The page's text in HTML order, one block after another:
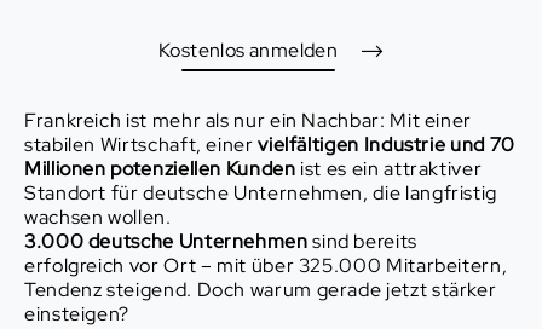
Kostenlos anmelden
Frankreich ist mehr als nur ein Nachbar: Mit einer
stabilen Wirtschaft, einervielfältigen Industrie und 70
Millionen potenziellen Kundenist es ein attraktiver
Standort für deutsche Unternehmen, die langfristig
wachsen wollen.
3.000 deutsche Unternehmensind bereits
erfolgreich vor Ort – mit über 325.000 Mitarbeitern,
Tendenz steigend. Doch warum gerade jetzt stärker
einsteigen?